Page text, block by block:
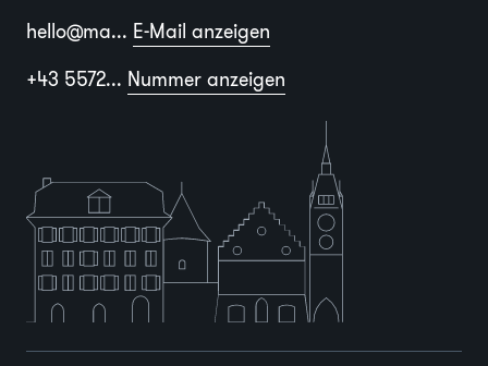
hello@ma... E-Mail anzeigen
+43 5572... Nummer anzeigen